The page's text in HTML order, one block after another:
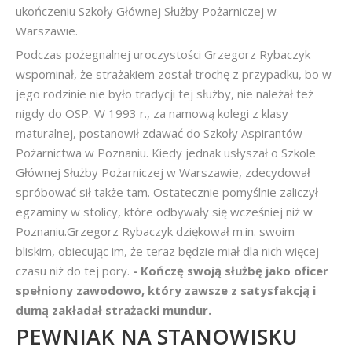
ukończeniu Szkoły Głównej Służby Pożarniczej w
Warszawie.
Podczas pożegnalnej uroczystości Grzegorz Rybaczyk
wspominał, że strażakiem został trochę z przypadku, bo w
jego rodzinie nie było tradycji tej służby, nie należał też
nigdy do OSP. W 1993 r., za namową kolegi z klasy
maturalnej, postanowił zdawać do Szkoły Aspirantów
Pożarnictwa w Poznaniu. Kiedy jednak usłyszał o Szkole
Głównej Służby Pożarniczej w Warszawie, zdecydował
spróbować sił także tam. Ostatecznie pomyślnie zaliczył
egzaminy w stolicy, które odbywały się wcześniej niż w
Poznaniu.Grzegorz Rybaczyk dziękował m.in. swoim
bliskim, obiecując im, że teraz będzie miał dla nich więcej
czasu niż do tej pory. - Kończę swoją służbę jako oficer
spełniony zawodowo, który zawsze z satysfakcją i
dumą zakładał strażacki mundur.
PEWNIAK NA STANOWISKU